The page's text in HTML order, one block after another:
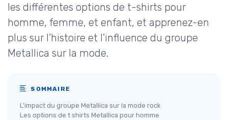
les différentes options de t-shirts pour
homme, femme, et enfant, et apprenez-en
plus sur l'histoire et l'influence du groupe
Metallica sur la mode.
SOMMAIRE
L'impact du groupe Metallica sur la mode rock
Les options de t shirts Metallica pour homme